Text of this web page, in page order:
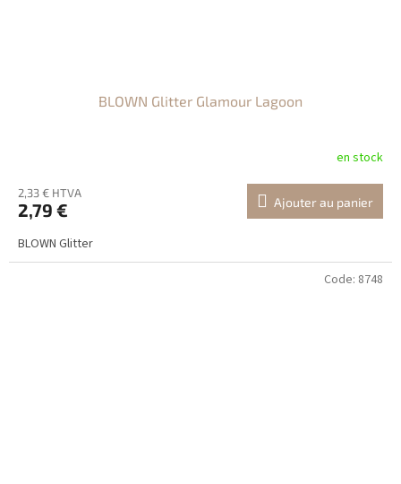
BLOWN Glitter Glamour Lagoon
en stock
2,33 € HTVA
2,79 € Ajouter au panier
BLOWN Glitter
Code: 8748